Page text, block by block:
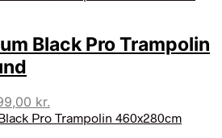
Black Pro Trampolin
kr.
aktuelle